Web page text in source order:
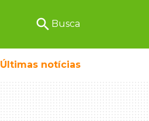
search Busca
Últimas notícias